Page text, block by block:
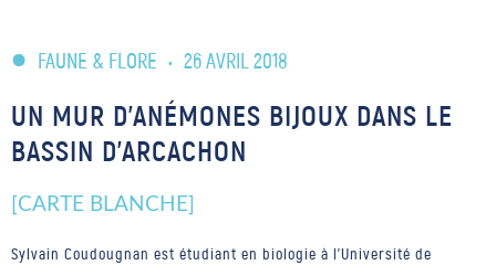
FAUNE & FLORE • 26 AVRIL 2018
UN MUR D’ANÉMONES BIJOUX DANS LE
BASSIN D’ARCACHON
[CARTE BLANCHE]
Sylvain Coudougnan est étudiant en biologie à l'Université de